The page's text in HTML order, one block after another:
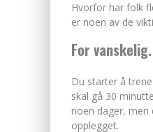
Hvorfor har folk
er noen av de
For vanskelig.
Du starter å
skal gå 30
noen dager,
opplegget.